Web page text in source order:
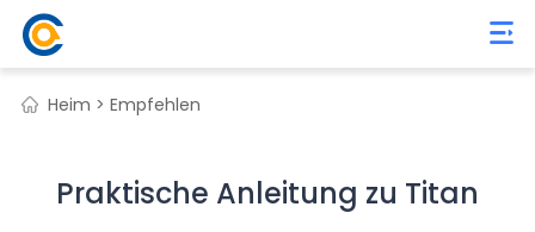
Heim > Empfehlen
Praktische Anleitung zu Titan